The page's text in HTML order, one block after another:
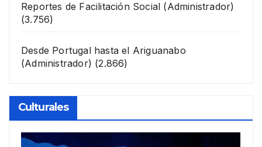
Reportes de Facilitación Social (Administrador)
(3.756)
Desde Portugal hasta el Ariguanabo
(Administrador) (2.866)
Culturales